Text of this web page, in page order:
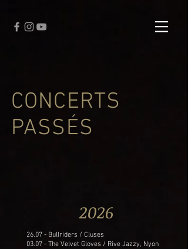
CONCERTS
PASSÉS
2026
26.07 - Bullriders / Cluses
03.07 - The Velvet Gloves / Rive Jazzy, Nyon